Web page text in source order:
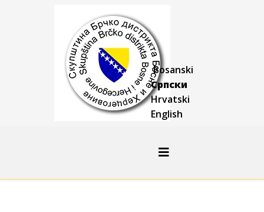
Bosanski
Српски
Hrvatski
English